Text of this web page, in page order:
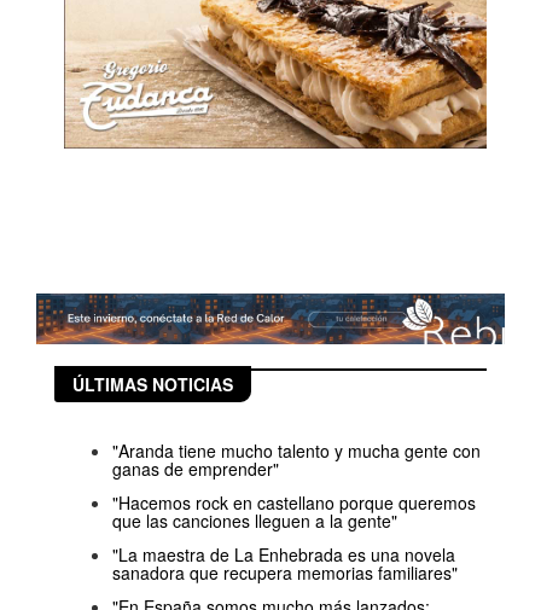
ÚLTIMAS NOTICIAS
"Aranda tiene mucho talento y mucha gente con
ganas de emprender"
"Hacemos rock en castellano porque queremos
que las canciones lleguen a la gente"
"La maestra de La Enhebrada es una novela
sanadora que recupera memorias familiares"